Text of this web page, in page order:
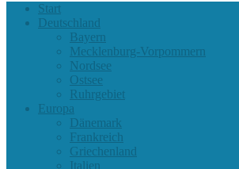
Start
Deutschland
Bayern
Mecklenburg-Vorpommern
Nordsee
Ostsee
Ruhrgebiet
Europa
Dänemark
Frankreich
Griechenland
Italien